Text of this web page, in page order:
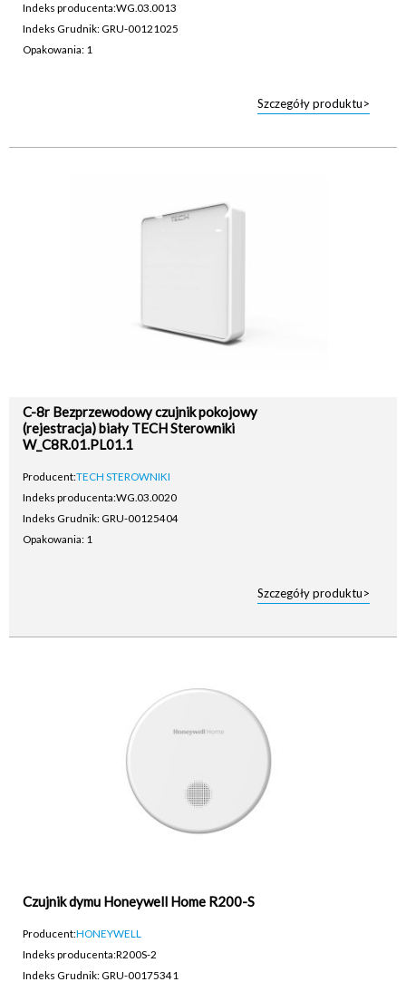
Indeks producenta:WG.03.0013
Indeks Grudnik: GRU-00121025
Opakowania: 1
Szczegóły produktu>
C-8r Bezprzewodowy czujnik pokojowy
(rejestracja) biały TECH Sterowniki
W_C8R.01.PL01.1
Producent:TECH STEROWNIKI
Indeks producenta:WG.03.0020
Indeks Grudnik: GRU-00125404
Opakowania: 1
Szczegóły produktu>
Czujnik dymu Honeywell Home R200-S
Producent:HONEYWELL
Indeks producenta:R200S-2
Indeks Grudnik: GRU-00175341